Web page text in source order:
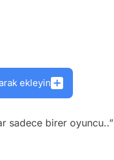
ekleyin
sadece birer oyuncu..”